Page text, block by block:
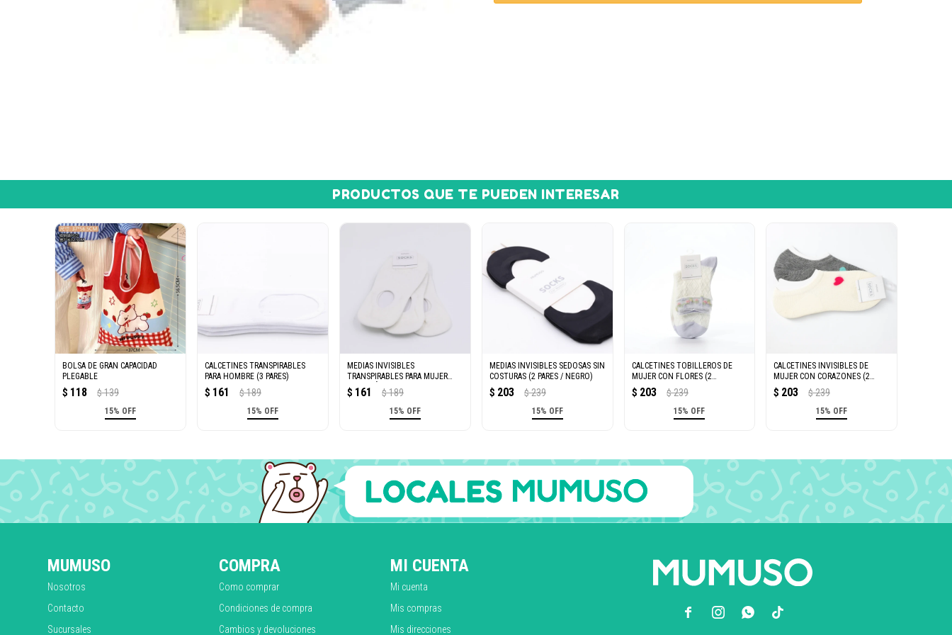
PRODUCTOS QUE TE PUEDEN INTERESAR
BOLSA DE GRAN CAPACIDAD
PLEGABLE
$ 118 $ 139
15% OFF
CALCETINES TRANSPIRABLES
PARA HOMBRE (3 PARES)
$ 161 $ 189
15% OFF
MEDIAS INVISIBLES
TRANSPIRABLES PARA MUJER
(CORAZÓN/3 PARES/BLANCOS)
$ 161 $ 189
15% OFF
MEDIAS INVISIBLES SEDOSAS SIN
COSTURAS (2 PARES / NEGRO)
$ 203 $ 239
15% OFF
CALCETINES TOBILLEROS DE
MUJER CON FLORES (2
PARES/MORADO Y BLANCO)
$ 203 $ 239
15% OFF
CALCETINES INVISIBLES DE
MUJER CON CORAZONES (2
PARES/GRIS Y BLANCO)
$ 203 $ 239
15% OFF
MUMUSO
Nosotros
Contacto
Sucursales
COMPRA
Como comprar
Condiciones de compra
Cambios y devoluciones
MI CUENTA
Mi cuenta
Mis compras
Mis direcciones
  